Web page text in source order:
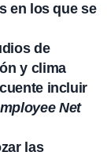
en los que se
de
y clima
incluir
Net
las